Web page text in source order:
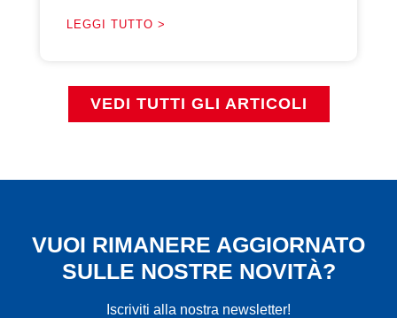
LEGGI TUTTO >
VEDI TUTTI GLI ARTICOLI
VUOI RIMANERE AGGIORNATO
SULLE NOSTRE NOVITÀ?
Iscriviti alla nostra newsletter!